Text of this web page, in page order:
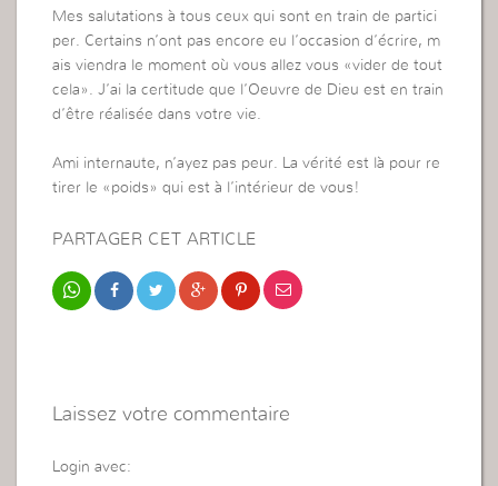
Mes salutations à tous ceux qui sont en train de partici
per. Certains n’ont pas encore eu l’occasion d’écrire, m
ais viendra le moment où vous allez vous «vider de tout
cela». J’ai la certitude que l’Oeuvre de Dieu est en train
d’être réalisée dans votre vie.
Ami internaute, n’ayez pas peur. La vérité est là pour re
tirer le «poids» qui est à l’intérieur de vous!
PARTAGER CET ARTICLE
Laissez votre commentaire
Login avec: